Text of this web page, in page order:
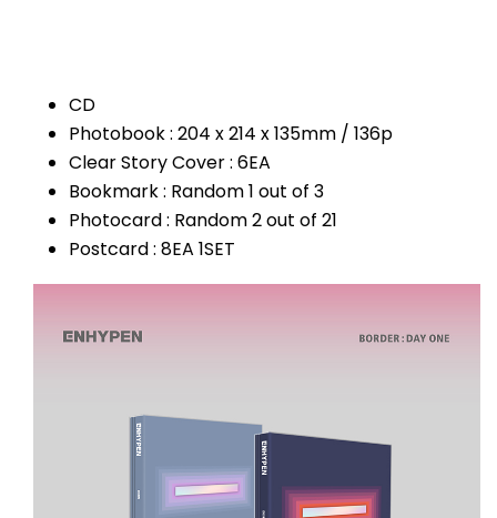
CD
Photobook : 204 x 214 x 135mm / 136p
Clear Story Cover : 6EA
Bookmark : Random 1 out of 3
Photocard : Random 2 out of 21
Postcard : 8EA 1SET